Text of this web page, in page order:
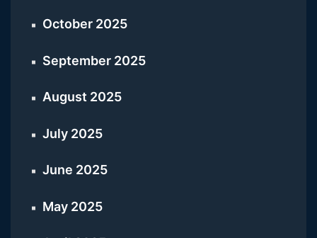
October 2025
September 2025
August 2025
July 2025
June 2025
May 2025